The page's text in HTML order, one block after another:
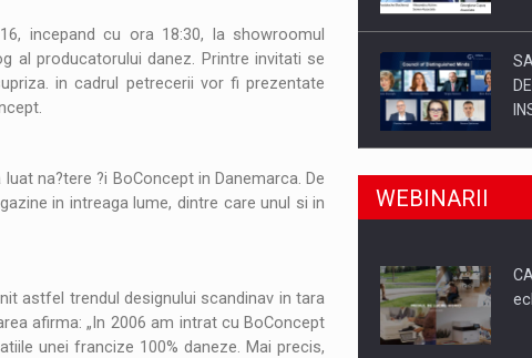
IN ROMANIA
ROVER GT
familie si afaceri
incepand cu ora 18:30, la showroomul
al producatorului danez. Printre invitati se
in cadrul petrecerii vor fi prezentate
na?tere ?i BoConcept in Danemarca. De
in intreaga lume, dintre care unul si in
astfel trendul designului scandinav in tara
afirma: „In 2006 am intrat cu BoConcept
unei francize 100% daneze. Mai precis,
WEBINARII